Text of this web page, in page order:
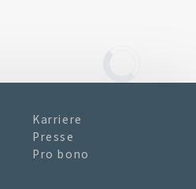
Karriere
Presse
Pro bono